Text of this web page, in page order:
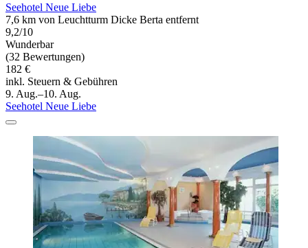
Seehotel Neue Liebe
7,6 km von Leuchtturm Dicke Berta entfernt
9,2/10
Wunderbar
(32 Bewertungen)
182 €
inkl. Steuern & Gebühren
9. Aug.–10. Aug.
Seehotel Neue Liebe